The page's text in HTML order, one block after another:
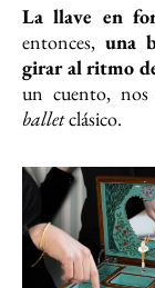
La llave en
entonces, una
girar al ritmo
un cuento, nos
balletclásico.